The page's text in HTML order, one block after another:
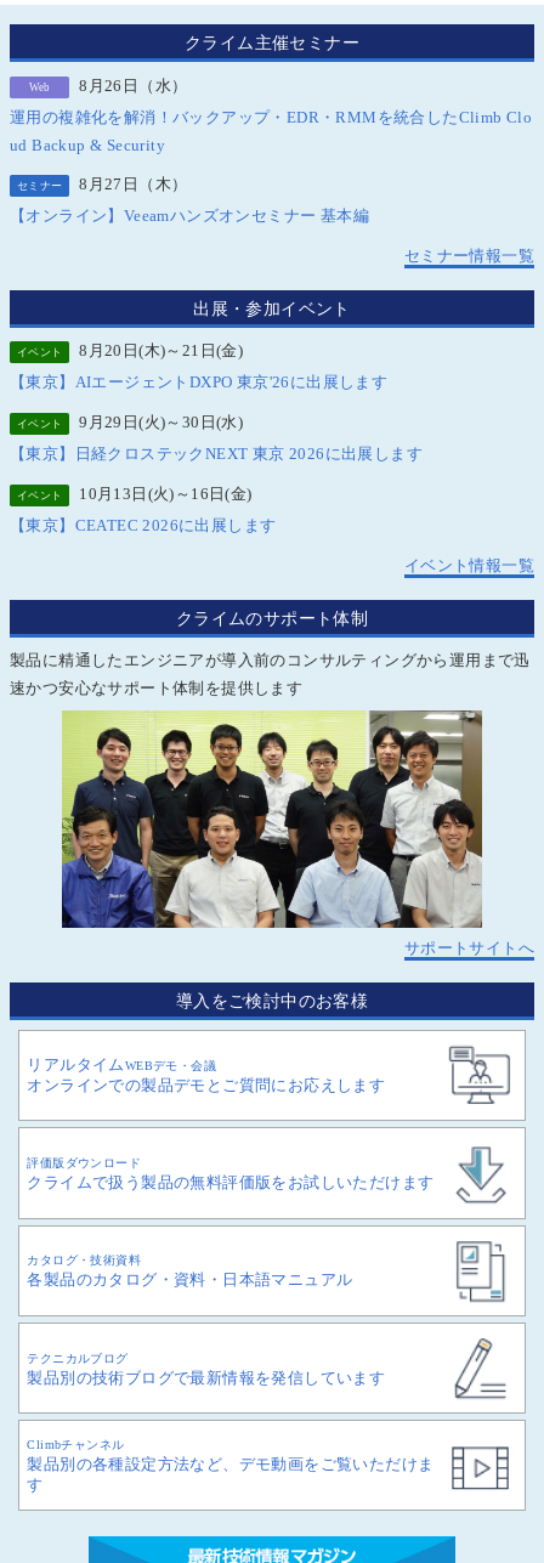
クライム主催セミナー
Web
8月26日（水）
運用の複雑化を解消！バックアップ・EDR・RMMを統合したClimb Clo
ud Backup & Security
セミナー
8月27日（木）
【オンライン】Veeamハンズオンセミナー 基本編
セミナー情報一覧
出展・参加イベント
イベント
8月20日(木)～21日(金)
【東京】AIエージェントDXPO 東京'26に出展します
イベント
9月29日(火)～30日(水)
【東京】日経クロステックNEXT 東京 2026に出展します
イベント
10月13日(火)～16日(金)
【東京】CEATEC 2026に出展します
イベント情報一覧
クライムのサポート体制
製品に精通したエンジニアが導入前のコンサルティングから運用まで迅
速かつ安心なサポート体制を提供します
サポートサイトへ
導入をご検討中のお客様
リアルタイムWEBデモ・会議
オンラインでの製品デモとご質問にお応えします
評価版ダウンロード
クライムで扱う製品の無料評価版をお試しいただけます
カタログ・技術資料
各製品のカタログ・資料・日本語マニュアル
テクニカルブログ
製品別の技術ブログで最新情報を発信しています
Climbチャンネル
製品別の各種設定方法など、デモ動画をご覧いただけま
す